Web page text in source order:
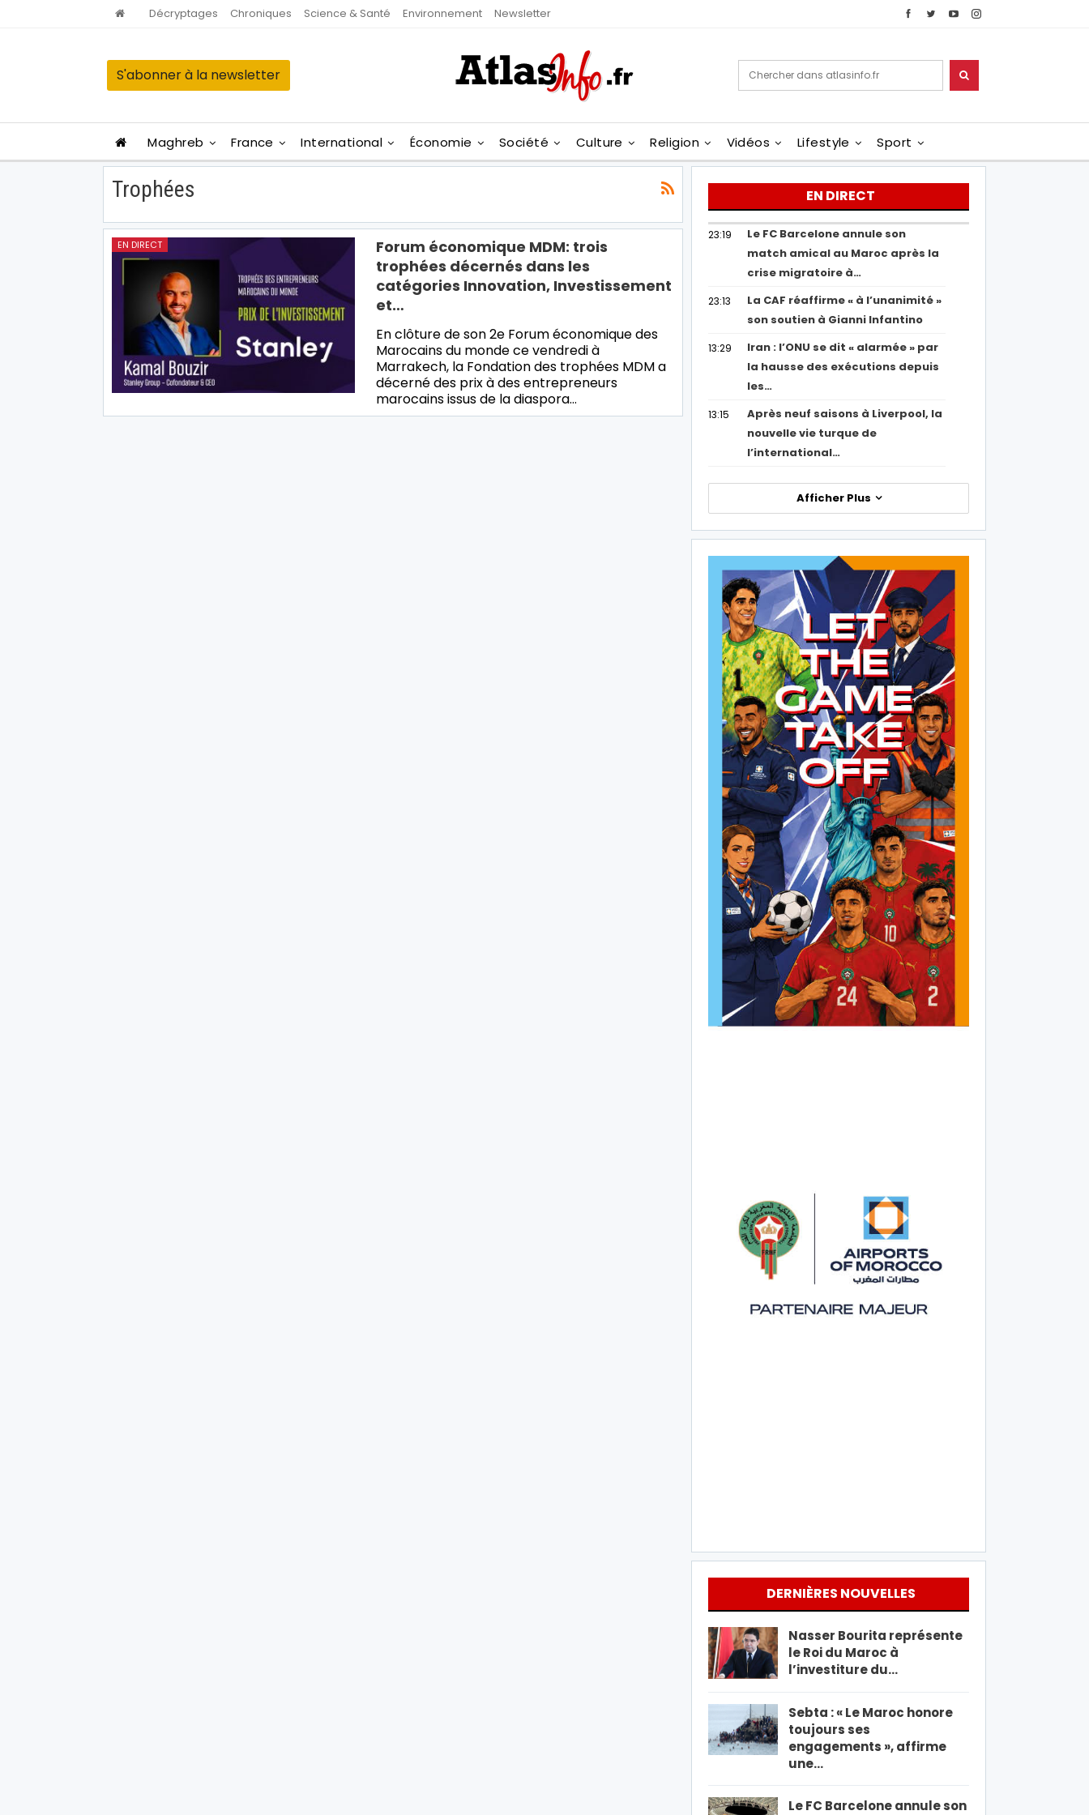
Décryptages Chroniques Science & Santé Environnement Newsletter
S'abonner à la newsletter
Maghreb France International Économie Société Culture Religion Vidéos Lifestyle Sport
Trophées
EN DIRECT
Forum économique MDM: trois
trophées décernés dans les
catégories Innovation, Investissement
et…
En clôture de son 2e Forum économique des
Marocains du monde ce vendredi à
Marrakech, la Fondation des trophées MDM a
décerné des prix à des entrepreneurs
marocains issus de la diaspora…
EN DIRECT
23:19
Le FC Barcelone annule son
match amical au Maroc après la
crise migratoire à…
23:13
La CAF réaffirme « à l’unanimité »
son soutien à Gianni Infantino
13:29
Iran : l’ONU se dit « alarmée » par
la hausse des exécutions depuis
les…
13:15
Après neuf saisons à Liverpool, la
nouvelle vie turque de
l’international…
Afficher Plus
DERNIÈRES NOUVELLES
Nasser Bourita représente
le Roi du Maroc à
l’investiture du…
Sebta : « Le Maroc honore
toujours ses
engagements », affirme
une…
Le FC Barcelone annule son